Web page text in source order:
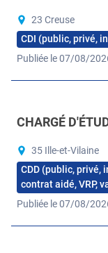
23 Creuse
CDI (public, privé,
Publiée le 07/08/
CHARGÉ
35 Ille-et-Vilaine
CDD (public, privé,
contrat aidé, VRP,
Publiée le 07/08/